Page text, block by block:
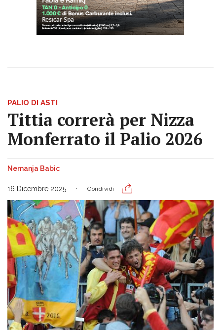
PALIO DI ASTI
Tittia correrà per Nizza
Monferrato il Palio 2026
Nemanja Babic
16 Dicembre 2025 Condividi